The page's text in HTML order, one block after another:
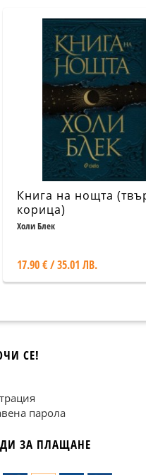
Книга на нощта
корица)
Холи Блек
17.90 € / 35.01 ЛВ.
СЕ!
парола
ЗА ПЛАЩАНЕ